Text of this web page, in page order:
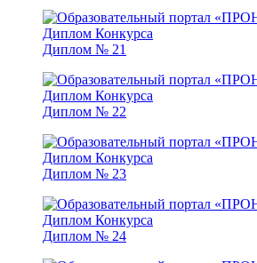
Диплом № 21
Диплом № 22
Диплом № 23
Диплом № 24